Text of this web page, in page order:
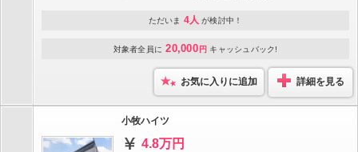
ただいま 4人 が検討中！
対象者全員に 20,000 円 キャッシュバック!
お気に入りに追加 詳細を見る
小牧ハイツ
4.8万円